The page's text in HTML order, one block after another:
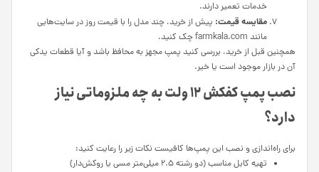
خدمات تعمیر دارند.
مقایسه قیمت: پیش از خرید، چند مدل را با قیمت روز در سایت‌هایی
مانند farmkala.com چک کنید.
همچنین قبل از خرید، بررسی کنید پمپ مجهز به محافظ باشد و آیا قطعات یدکی
آن در بازار موجود است یا خیر.
نصب پمپ کفکش ۱۲ ولت به چه ملزوماتی نیاز
دارد؟
برای راه‌اندازی و نصب این پمپ‌ها کافیست نکات زیر را رعایت کنید:
تهیه کابل مناسب (دو رشته ۲.۵ میلی‌متر مسی یا روکش‌دار)